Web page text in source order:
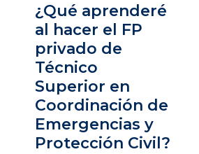
¿Qué aprenderé
al hacer el FP
privado de
Técnico
Superior en
Coordinación de
Emergencias y
Protección Civil?